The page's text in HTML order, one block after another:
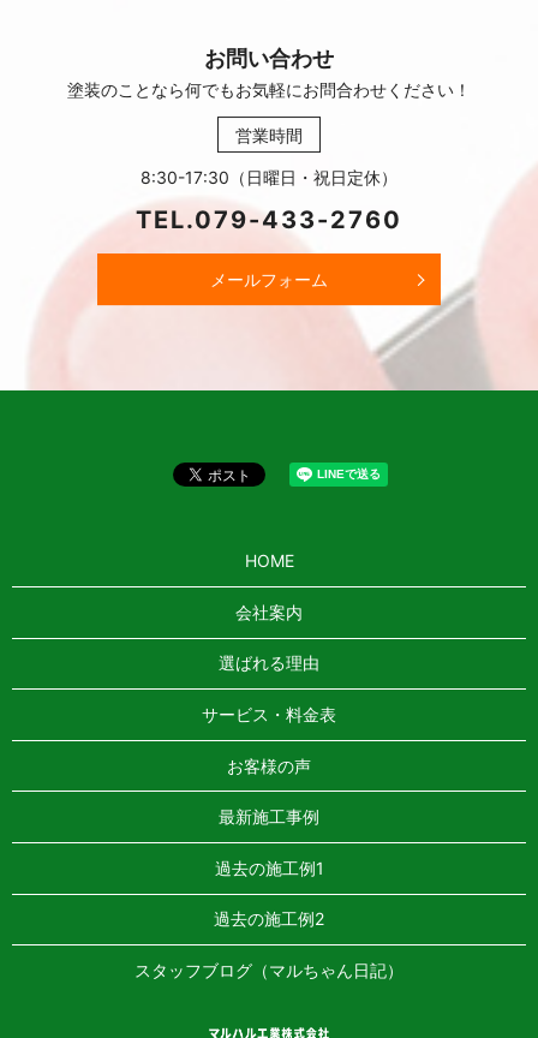
お問い合わせ
塗装のことなら何でもお気軽にお問合わせください！
営業時間
8:30-17:30（日曜日・祝日定休）
TEL.079-433-2760
メールフォーム
HOME
会社案内
選ばれる理由
サービス・料金表
お客様の声
最新施工事例
過去の施工例1
過去の施工例2
スタッフブログ（マルちゃん日記）